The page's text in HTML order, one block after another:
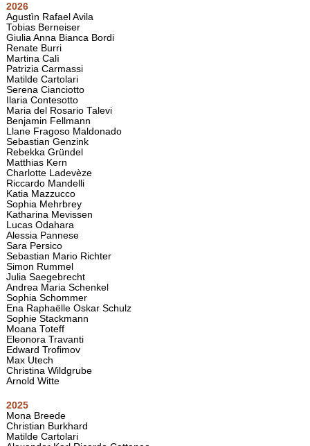
2026
Agustìn Rafael Avila
Tobias Berneiser
Giulia Anna Bianca Bordi
Renate Burri
Martina Calì
Patrizia Carmassi
Matilde Cartolari
Serena Cianciotto
Ilaria Contesotto
Maria del Rosario Talevi
Benjamin Fellmann
Llane Fragoso Maldonado
Sebastian Genzink
Rebekka Gründel
Matthias Kern
Charlotte Ladevèze
Riccardo Mandelli
Katia Mazzucco
Sophia Mehrbrey
Katharina Mevissen
Lucas Odahara
Alessia Pannese
Sara Persico
Sebastian Mario Richter
Simon Rummel
Julia Saegebrecht
Andrea Maria Schenkel
Sophia Schommer
Ena Raphaëlle Oskar Schulz
Sophie Stackmann
Moana Toteff
Eleonora Travanti
Edward Trofimov
Max Utech
Christina Wildgrube
Arnold Witte
2025
Mona Breede
Christian Burkhard
Matilde Cartolari